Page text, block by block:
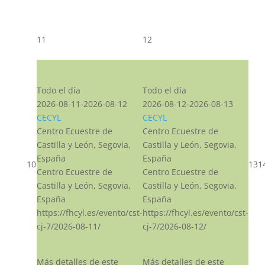
10
11
Todo el día
2026-08-11-2026-08-12
CECYL
Centro Ecuestre de
Castilla y León, Segovia,
España
Centro Ecuestre de
Castilla y León, Segovia,
España
https://fhcyl.es/evento/cst-
cj-7/2026-08-11/
Más detalles de este
12
Todo el día
2026-08-12-2026-08-13
CECYL
Centro Ecuestre de
Castilla y León, Segovia,
España
Centro Ecuestre de
Castilla y León, Segovia,
España
https://fhcyl.es/evento/cst-
cj-7/2026-08-12/
Más detalles de este
13